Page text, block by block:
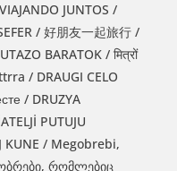
JUNTOS /
BARATOK / मित्रों
/ DRAUGI CELO
/ DRUZYA
PUTUJU
KUNE / Megobrebi,
რომლებიც